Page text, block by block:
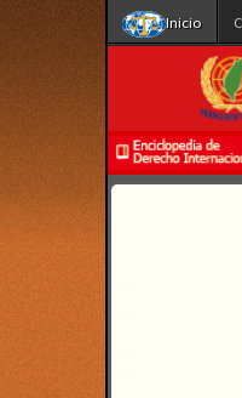
Inicio